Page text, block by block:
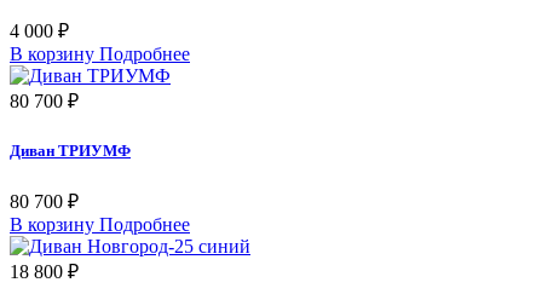
4 000 ₽
В корзину Подробнее
80 700 ₽
Диван ТРИУМФ
80 700 ₽
В корзину Подробнее
18 800 ₽